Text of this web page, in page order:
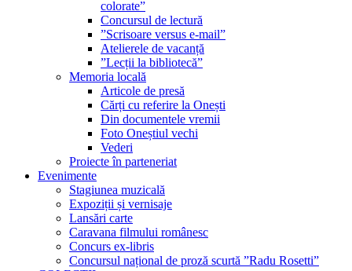
colorate”
Concursul de lectură
”Scrisoare versus e-mail”
Atelierele de vacanță
”Lecții la bibliotecă”
Memoria locală
Articole de presă
Cărți cu referire la Onești
Din documentele vremii
Foto Oneștiul vechi
Vederi
Proiecte în parteneriat
Evenimente
Stagiunea muzicală
Expoziții și vernisaje
Lansări carte
Caravana filmului românesc
Concurs ex-libris
Concursul național de proză scurtă ”Radu Rosetti”